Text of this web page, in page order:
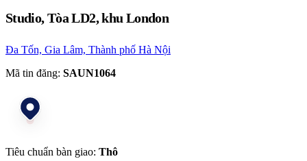
Studio, Tòa LD2, khu London
Đa Tốn, Gia Lâm, Thành phố Hà Nội
Mã tin đăng: SAUN1064
Tiêu chuẩn bàn giao: Thô